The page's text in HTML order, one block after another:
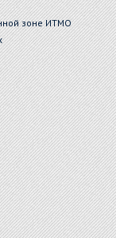
зоне ИТМО